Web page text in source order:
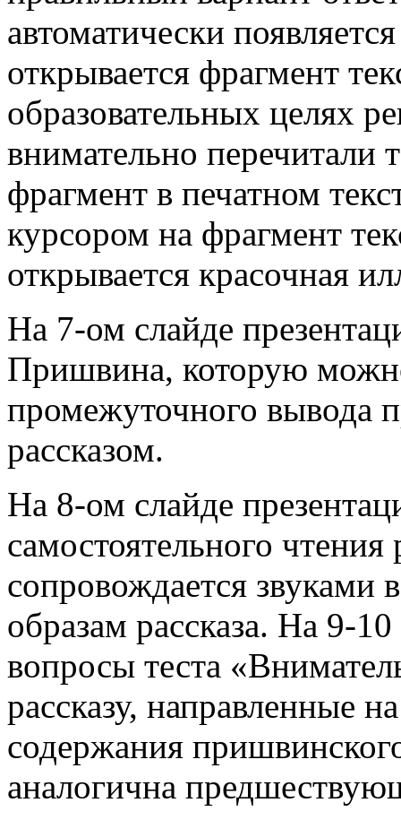
автоматически
открывается фрагмент
образовательных целях
внимательно перечитали
фрагмент в печатном
курсором на фрагмент
открывается красочная
На 7-ом слайде
Пришвина, которую
промежуточного вывода
рассказом.
На 8-ом слайде
самостоятельного
сопровождается звуками
образам рассказа. На 9-
вопросы теста
рассказу, направленные
содержания
аналогична